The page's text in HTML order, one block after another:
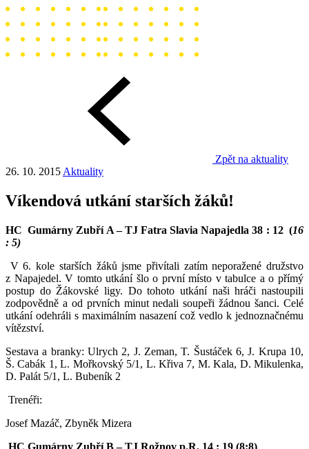
Zpět na aktuality
26. 10. 2015 Aktuality
Víkendová utkání starších žáků!
HC Gumárny Zubří A – TJ Fatra Slavia Napajedla 38 : 12 (16
: 5)
V 6. kole starších žáků jsme přivítali zatím neporažené družstvo
z Napajedel. V tomto utkání šlo o první místo v tabulce a o přímý
postup do Žákovské ligy. Do tohoto utkání naši hráči nastoupili
zodpovědně a od prvních minut nedali soupeři žádnou šanci. Celé
utkání odehráli s maximálním nasazení což vedlo k jednoznačnému
vítězství.
Sestava a branky: Ulrych 2, J. Zeman, T. Šustáček 6, J. Krupa 10,
Š. Cabák 1, L. Mořkovský 5/1, L. Křiva 7, M. Kala, D. Mikulenka,
D. Palát 5/1, L. Bubeník 2
Trenéři:
Josef Mazáč, Zbyněk Mizera
HC Gumárny Zubří B – TJ Rožnov p.R. 14 : 19 (8:8)